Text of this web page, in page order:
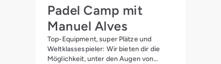
Padel Camp mit
Manuel Alves
Top-Equipment, super Plätze und
Weltklassespieler: Wir bieten dir die
Möglichkeit, unter den Augen von